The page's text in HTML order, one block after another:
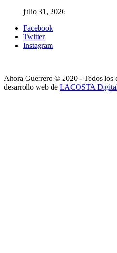
julio 31, 2026
Facebook
Twitter
Instagram
Ahora Guerrero © 2020 - Todos los
desarrollo web de LACOSTA Digital